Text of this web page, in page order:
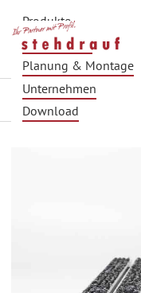
Produkte
Produkfinder
Planung & Montage
Unternehmen
Download
Zurück